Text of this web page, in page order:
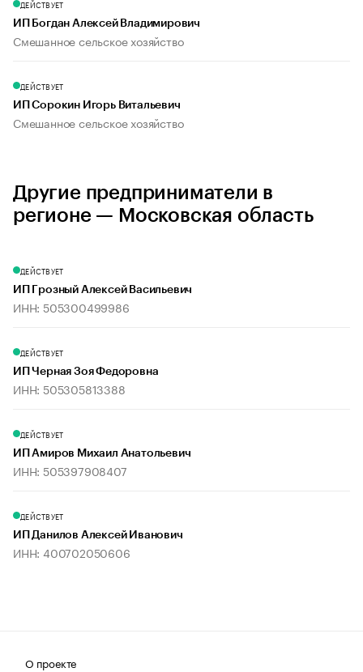
ДЕЙСТВУЕТ
ИП Богдан Алексей Владимирович
Смешанное сельское хозяйство
ДЕЙСТВУЕТ
ИП Сорокин Игорь Витальевич
Смешанное сельское хозяйство
Другие предприниматели в
регионе — Московская область
ДЕЙСТВУЕТ
ИП Грозный Алексей Васильевич
ИНН: 505300499986
ДЕЙСТВУЕТ
ИП Черная Зоя Федоровна
ИНН: 505305813388
ДЕЙСТВУЕТ
ИП Амиров Михаил Анатольевич
ИНН: 505397908407
ДЕЙСТВУЕТ
ИП Данилов Алексей Иванович
ИНН: 400702050606
О проекте